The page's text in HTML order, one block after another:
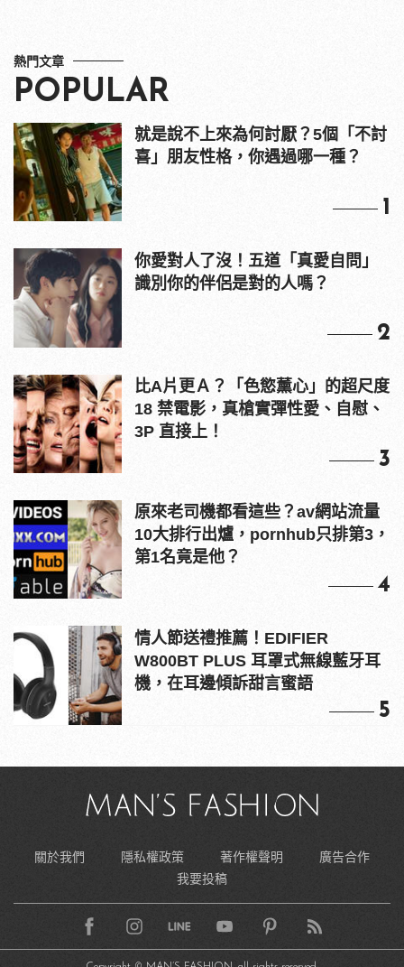
熱門文章
POPULAR
就是說不上來為何討厭？5個「不討
喜」朋友性格，你遇過哪一種？
1
你愛對人了沒！五道「真愛自問」
識別你的伴侶是對的人嗎？
2
比A片更Ａ？「色慾薰心」的超尺度
18 禁電影，真槍實彈性愛、自慰、
3P 直接上！
3
原來老司機都看這些？av網站流量
10大排行出爐，pornhub只排第3，
第1名竟是他？
4
情人節送禮推薦！EDIFIER
W800BT PLUS 耳罩式無線藍牙耳
機，在耳邊傾訴甜言蜜語
5
關於我們 隱私權政策 著作權聲明
廣告合作
我要投稿